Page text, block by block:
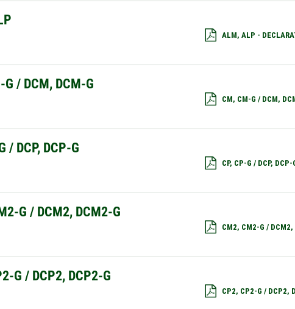
ALM, ALP -
G / DCM, DCM-G
CM, CM-G / DCM,
/ DCP, DCP-G
CP, CP-G / DCP,
G / DCM2, DCM2-G
CM2, CM2-G / DCM2,
G / DCP2, DCP2-G
CP2, CP2-G / DCP2,